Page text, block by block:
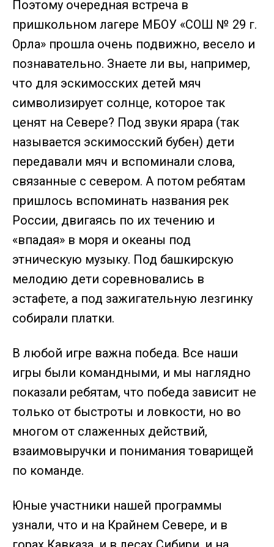
Поэтому очередная встреча в
пришкольном лагере МБОУ «СОШ № 29 г.
Орла» прошла очень подвижно, весело и
познавательно. Знаете ли вы, например,
что для эскимосских детей мяч
символизирует солнце, которое так
ценят на Севере? Под звуки ярара (так
называется эскимосский бубен) дети
передавали мяч и вспоминали слова,
связанные с севером. А потом ребятам
пришлось вспоминать названия рек
России, двигаясь по их течению и
«впадая» в моря и океаны под
этническую музыку. Под башкирскую
мелодию дети соревновались в
эстафете, а под зажигательную лезгинку
собирали платки.
В любой игре важна победа. Все наши
игры были командными, и мы наглядно
показали ребятам, что победа зависит не
только от быстроты и ловкости, но во
многом от слаженных действий,
взаимовыручки и понимания товарищей
по команде.
Юные участники нашей программы
узнали, что и на Крайнем Севере, и в